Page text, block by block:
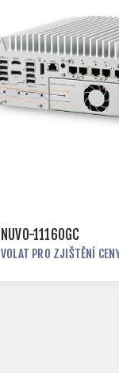
NUVO-11160GC
VOLAT PRO ZJIŠTĚNÍ